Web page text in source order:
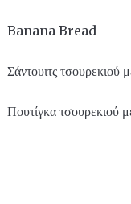
Banana Bread
Σάντουιτς τσουρεκιού
Πουτίγκα τσουρεκιού